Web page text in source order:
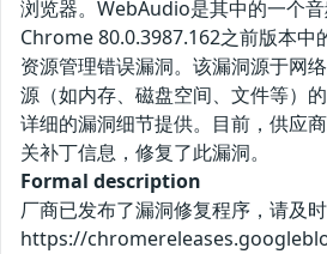
浏览器。WebAudio是其中的一个
Chrome 80.0.3987.162之前版本中
资源管理错误漏洞。该漏洞源于网
源（如内存、磁盘空间、文件等）
详细的漏洞细节提供。目前，供应
关补丁信息，修复了此漏洞。
Formal description
厂商已发布了漏洞修复程序，请及
https://